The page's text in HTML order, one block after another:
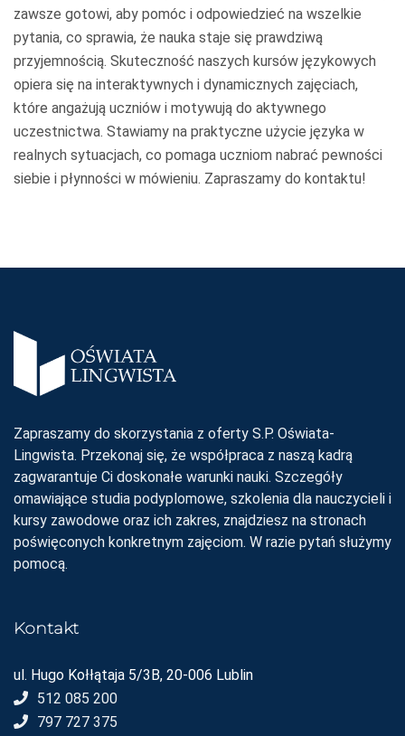
zawsze gotowi, aby pomóc i odpowiedzieć na wszelkie
pytania, co sprawia, że nauka staje się prawdziwą
przyjemnością. Skuteczność naszych kursów językowych
opiera się na interaktywnych i dynamicznych zajęciach,
które angażują uczniów i motywują do aktywnego
uczestnictwa. Stawiamy na praktyczne użycie języka w
realnych sytuacjach, co pomaga uczniom nabrać pewności
siebie i płynności w mówieniu. Zapraszamy do kontaktu!
Zapraszamy do skorzystania z oferty S.P. Oświata-
Lingwista. Przekonaj się, że współpraca z naszą kadrą
zagwarantuje Ci doskonałe warunki nauki. Szczegóły
omawiające studia podyplomowe, szkolenia dla nauczycieli i
kursy zawodowe oraz ich zakres, znajdziesz na stronach
poświęconych konkretnym zajęciom. W razie pytań służymy
pomocą.
Kontakt
ul. Hugo Kołłątaja 5/3B, 20-006 Lublin
512 085 200
797 727 375